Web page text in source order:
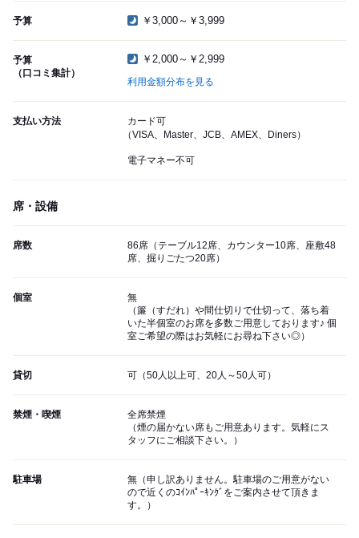
予算 ￥3,000～￥3,999
予算
（口コミ集計）
￥2,000～￥2,999
利用金額分布を見る
支払い方法
カード可
（VISA、Master、JCB、AMEX、Diners）
電子マネー不可
席・設備
席数
86席（テーブル12席、カウンター10席、座敷48
席、掘りごたつ20席）
個室
無
（簾（すだれ）や間仕切りで仕切って、落ち着
いた半個室のお席を多数ご用意しております♪ 個
室ご希望の際はお気軽にお尋ね下さい◎）
貸切 可（50人以上可、20人～50人可）
禁煙・喫煙
全席禁煙
（煙の届かない席もご用意あります。気軽にス
タッフにご相談下さい。）
駐車場
無（申し訳ありません。駐車場のご用意がない
ので近くのｺｲﾝﾊﾟｰｷﾝｸﾞをご案内させて頂きま
す。）